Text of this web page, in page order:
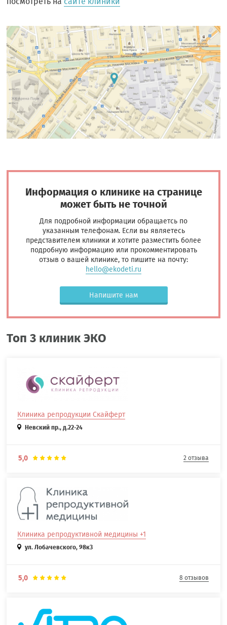
Информация о клинике на странице
может быть не точной
Для подробной информации обращаетсь по
указанным телефонам. Если вы являетесь
представителем клиники и хотите разместить более
подробную информацию или прокомментировать
отзыв о вашей клинике, то пишите на почту:
hello@ekodeti.ru
Напишите нам
Топ 3 клиник ЭКО
Клиника репродукции Скайферт
Невский пр., д.22-24
5,0 2 отзыва
Клиника репродуктивной медицины +1
ул. Лобачевского, 98к3
5,0 8 отзывов